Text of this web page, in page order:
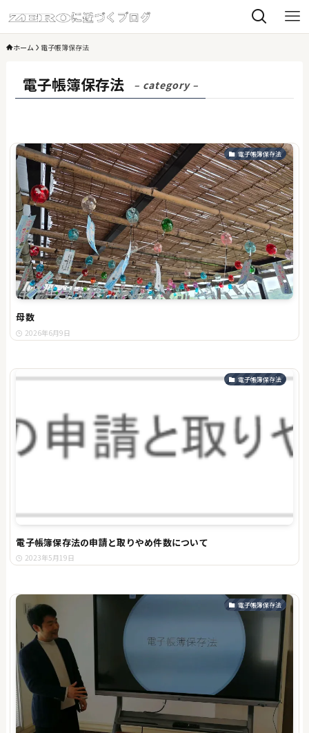
ホーム 電子帳簿保存法
電子帳簿保存法 – category –
電子帳簿保存法
母数
2026年6月9日
電子帳簿保存法
電子帳簿保存法の申請と取りやめ件数について
2023年5月19日
電子帳簿保存法